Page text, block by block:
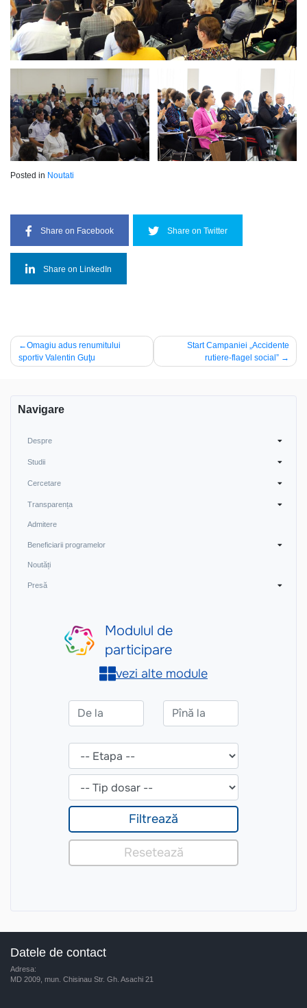
Posted in Noutati
Share on Facebook Share on Twitter
Share on LinkedIn
Navigare
în
Omagiu adus renumitului
sportiv Valentin Guţu
Start Campaniei „Accidente
rutiere-flagel social”
Navigare
Despre
Studii
Cercetare
Transparența
Admitere
Beneficiarii programelor
Noutăți
Presă
Datele de contact
Adresa:
MD 2009, mun. Chisinau Str. Gh. Asachi 21